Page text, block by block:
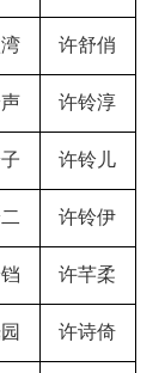
许舒俏
许铃淳
许铃儿
许铃伊
许芊柔
许诗倚